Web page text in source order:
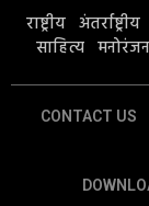
राष्ट्रीय अंतर्राष्ट्रीय
साहित्य मनोरंजन
CONTACT US